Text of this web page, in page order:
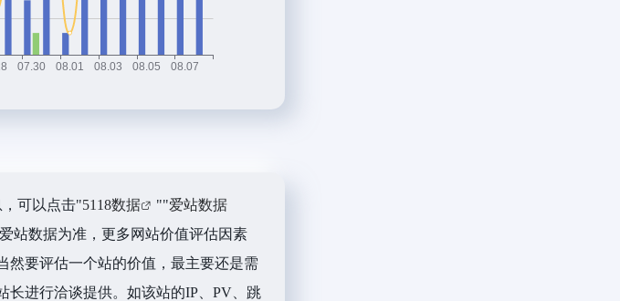
可以点击"5118数据 ""爱站数据
站数据为准，更多网站价值评估因素
然要评估一个站的价值，最主要还是需
长进行洽谈提供。如该站的IP、PV、跳